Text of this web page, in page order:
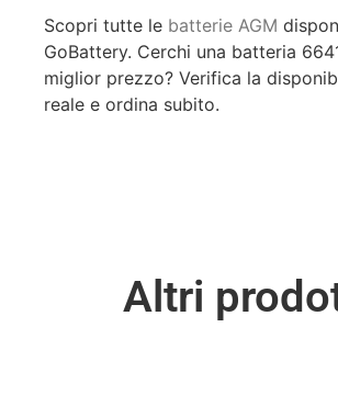
Scopri tutte le batterie AGM
GoBattery. Cerchi una batteria
miglior prezzo? Verifica la
reale e ordina subito.
Altri